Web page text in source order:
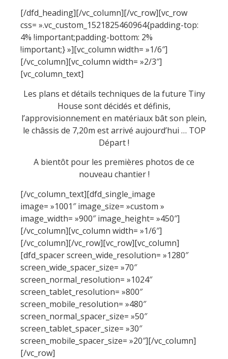
[/dfd_heading][/vc_column][/vc_row][vc_row
css= ».vc_custom_1521825460964{padding-top:
4% !important;padding-bottom: 2%
!important;} »][vc_column width= »1/6″]
[/vc_column][vc_column width= »2/3″]
[vc_column_text]
Les plans et détails techniques de la future Tiny
House sont décidés et définis,
l’approvisionnement en matériaux bât son plein,
le châssis de 7,20m est arrivé aujourd’hui … TOP
Départ !
A bientôt pour les premières photos de ce
nouveau chantier !
[/vc_column_text][dfd_single_image
image= »1001″ image_size= »custom »
image_width= »900″ image_height= »450″]
[/vc_column][vc_column width= »1/6″]
[/vc_column][/vc_row][vc_row][vc_column]
[dfd_spacer screen_wide_resolution= »1280″
screen_wide_spacer_size= »70″
screen_normal_resolution= »1024″
screen_tablet_resolution= »800″
screen_mobile_resolution= »480″
screen_normal_spacer_size= »50″
screen_tablet_spacer_size= »30″
screen_mobile_spacer_size= »20″][/vc_column]
[/vc_row]